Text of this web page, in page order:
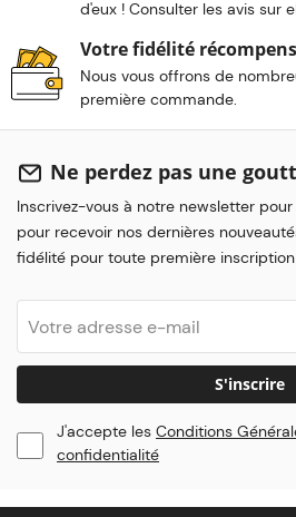
d'eux ! Consulter les avis sur
Votre fidélité
Nous vous offrons de
première commande.
Ne perdez pas une
Inscrivez-vous à notre newsletter
pour recevoir nos dernières
fidélité pour toute première inscription
S'inscrire
J'accepte les Conditions
confidentialité